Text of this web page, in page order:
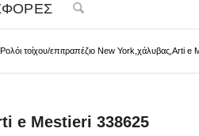
Ρολόι τοίχου/επιτραπέζιο New York,χάλυβας,Arti e
e Mestieri 338625